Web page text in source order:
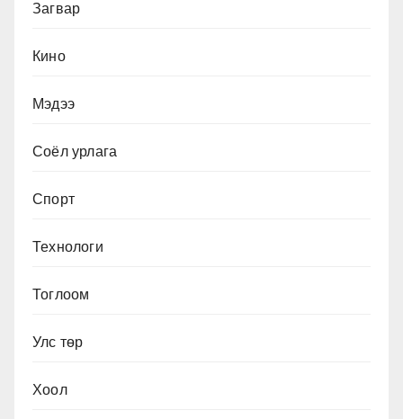
Загвар
Кино
Мэдээ
Соёл урлага
Спорт
Технологи
Тоглоом
Улс төр
Хоол